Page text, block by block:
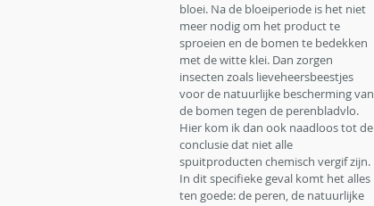
bloei. Na de bloeiperiode is het niet
meer nodig om het product te
sproeien en de bomen te bedekken
met de witte klei. Dan zorgen
insecten zoals lieveheersbeestjes
voor de natuurlijke bescherming van
de bomen tegen de perenbladvlo.
Hier kom ik dan ook naadloos tot de
conclusie dat niet alle
spuitproducten chemisch vergif zijn.
In dit specifieke geval komt het alles
ten goede: de peren, de natuurlijke